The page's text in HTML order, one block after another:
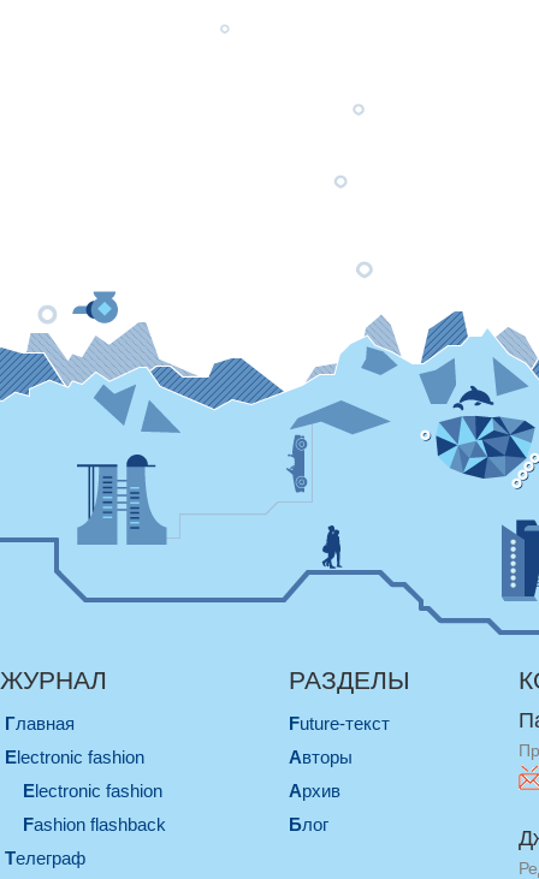
ЖУРНАЛ
Главная
electronic fashion
electronic fashion
Fashion flashback
телеграф
РАЗДЕЛЫ
Future-текст
Авторы
Архив
Блог